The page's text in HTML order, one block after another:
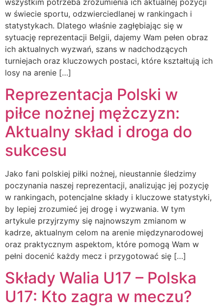
w świecie sportu, odzwierciedlanej w rankingach i
statystykach. Dlatego właśnie zagłębiając się w
sytuację reprezentacji Belgii, dajemy Wam pełen obraz
ich aktualnych wyzwań, szans w nadchodzących
turniejach oraz kluczowych postaci, które kształtują ich
losy na arenie […]
Reprezentacja Polski w
piłce nożnej mężczyzn:
Aktualny skład i droga do
sukcesu
Jako fani polskiej piłki nożnej, nieustannie śledzimy
poczynania naszej reprezentacji, analizując jej pozycję
w rankingach, potencjalne składy i kluczowe statystyki,
by lepiej zrozumieć jej drogę i wyzwania. W tym
artykule przyjrzymy się najnowszym zmianom w
kadrze, aktualnym celom na arenie międzynarodowej
oraz praktycznym aspektom, które pomogą Wam w
pełni docenić każdy mecz i przygotować się […]
Składy Walia U17 – Polska
U17: Kto zagra w meczu?